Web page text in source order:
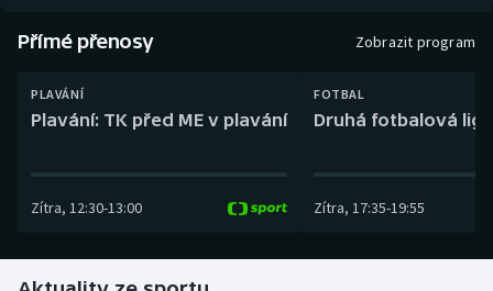
Curling
Dostihy
Futsal
Golf
Přímé přenosy Zobrazit program
PLAVÁNÍ
Plavání: TK před ME v plavání
Zítra, 12:30-13:00
FOTBAL
Druhá fotbalová
Zítra, 17:35-19:55